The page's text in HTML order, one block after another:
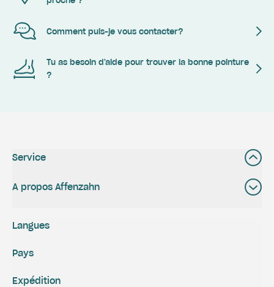
Comment puis-je vous contacter?
Tu as besoin d'aide pour trouver la bonne pointure
?
Service
A propos Affenzahn
Expédition
Langues
Pays